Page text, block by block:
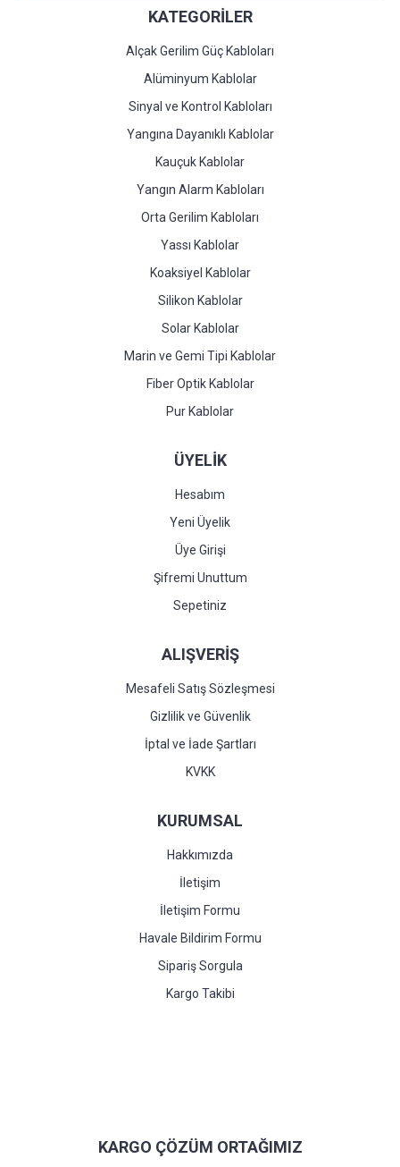
KATEGORİLER
Alçak Gerilim Güç Kabloları
Alüminyum Kablolar
Sinyal ve Kontrol Kabloları
Yangına Dayanıklı Kablolar
Kauçuk Kablolar
Yangın Alarm Kabloları
Orta Gerilim Kabloları
Yassı Kablolar
Koaksiyel Kablolar
Silikon Kablolar
Solar Kablolar
Marin ve Gemi Tipi Kablolar
Fiber Optik Kablolar
Pur Kablolar
ÜYELİK
Hesabım
Yeni Üyelik
Üye Girişi
Şifremi Unuttum
Sepetiniz
ALIŞVERİŞ
Mesafeli Satış Sözleşmesi
Gizlilik ve Güvenlik
İptal ve İade Şartları
KVKK
KURUMSAL
Hakkımızda
İletişim
İletişim Formu
Havale Bildirim Formu
Sipariş Sorgula
Kargo Takibi
KARGO ÇÖZÜM ORTAĞIMIZ